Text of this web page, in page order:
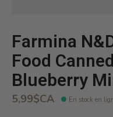
Farmina
Food
Blueberry
5,99$CA En stock en